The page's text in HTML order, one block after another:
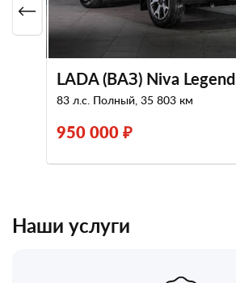
LADA (ВАЗ) Niva Legend
83 л.с. Полный, 35 803 км
950 000 ₽
Наши услуги